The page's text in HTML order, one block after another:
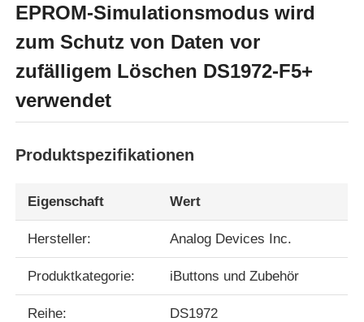
Videos
EPROM-Simulationsmodus wird
zum Schutz von Daten vor
zufälligem Löschen DS1972-F5+
verwendet
Produktspezifikationen
Eigenschaft Wert
Hersteller: Analog Devices Inc.
Produktkategorie: iButtons und Zubehör
Reihe: DS1972